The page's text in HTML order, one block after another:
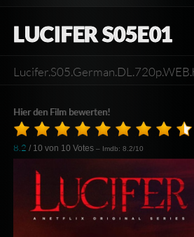
LUCIFER S05E01
Hier den Film bewerten!
8.2 / 10 von 10 Votes – Imdb: 8.2/10